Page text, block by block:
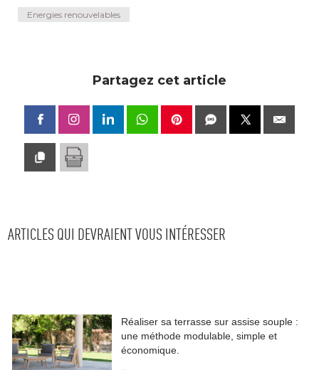
Energies renouvelables
Partagez cet article
ARTICLES QUI DEVRAIENT VOUS INTÉRESSER
Réaliser sa terrasse sur assise souple :
une méthode modulable, simple et
économique.